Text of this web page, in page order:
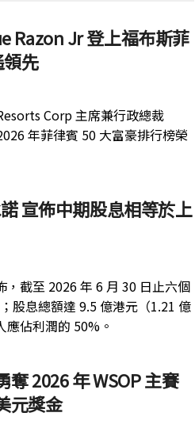
Razon Jr 登上福布斯菲
先
Corp 主席兼行政總裁
年菲律賓 50 大富豪排行榜榮
宣佈中期股息相等於上
截至 2026 年 6 月 30 日止六個
股息總額達 9.5 億港元（1.21 億
佔利潤的 50%。
2026 年 WSOP 主賽
元獎金